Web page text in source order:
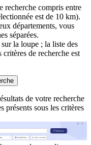
recherche compris entre
est de 10 km).
départements, vous
séparées.
la loupe ; la liste des
de recherche est
de votre recherche
présents sous les critères